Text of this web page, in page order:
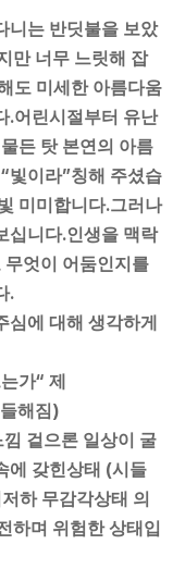
니는 반딧불을 보았
만 너무 느릿해 잡
도 미세한 아름다움
.어린시절부터 유난
든 탓 본연의 아름
“빛이라”칭해 주셨습
미미합니다.그러나
십니다.인생을 맥락
무엇이 어둠인지를
.
심에 대해 생각하게
가“ 제
해짐 )
겉으론 일상이 굴
에 갖힌상태 (시들
하 무감각상태 의
하며 위험한 상태입